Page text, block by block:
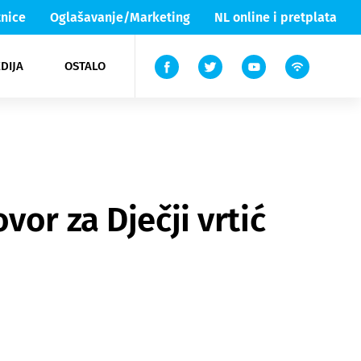
Oglašavanje/Marketing NL online i pretplata
OSTALO
Lika & Senj
TV
za Dječji vrtić